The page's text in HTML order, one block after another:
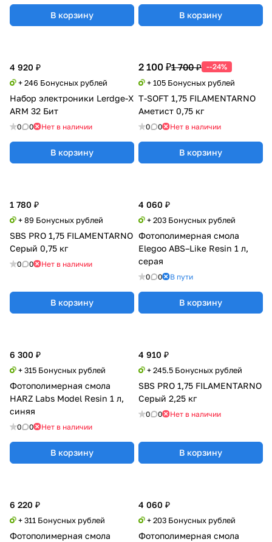
В корзину В корзину
4 920 ₽
+ 246 Бонусных рублей
Набор электроники Lerdge-X
ARM 32 Бит
0 0 Нет в наличии
В корзину
2 100 ₽1 700 ₽ --24%
+ 105 Бонусных рублей
T-SOFT 1,75 FILAMENTARNO
Аметист 0,75 кг
0 0 Нет в наличии
В корзину
1 780 ₽
+ 89 Бонусных рублей
SBS PRO 1,75 FILAMENTARNO
Серый 0,75 кг
0 0 Нет в наличии
В корзину
4 060 ₽
+ 203 Бонусных рублей
Фотополимерная смола
Elegoo ABS–Like Resin 1 л,
серая
0 0 В пути
В корзину
6 300 ₽
+ 315 Бонусных рублей
Фотополимерная смола
HARZ Labs Model Resin 1 л,
синяя
0 0 Нет в наличии
В корзину
4 910 ₽
+ 245.5 Бонусных рублей
SBS PRO 1,75 FILAMENTARNO
Серый 2,25 кг
0 0 Нет в наличии
В корзину
6 220 ₽
+ 311 Бонусных рублей
Фотополимерная смола
4 060 ₽
+ 203 Бонусных рублей
Фотополимерная смола